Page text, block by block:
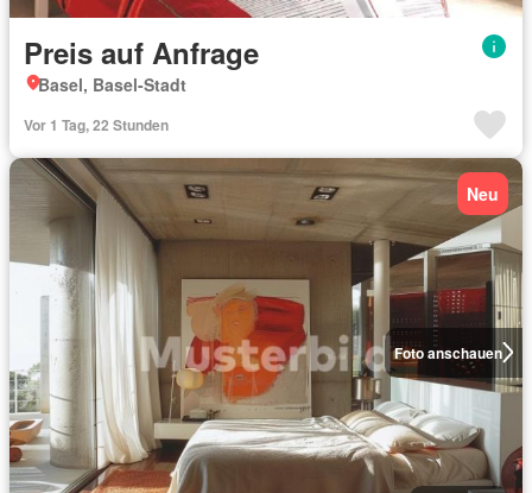
Preis auf Anfrage
Basel, Basel-Stadt
Vor 1 Tag, 22 Stunden
Foto anschauen
Neu